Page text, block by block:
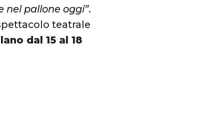
nel pallone oggi”.
teatrale
dal 15 al 18